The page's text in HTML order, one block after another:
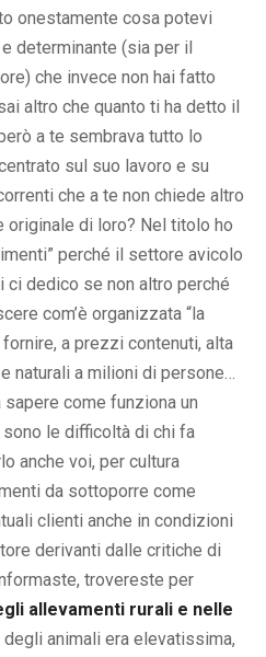
onestamente cosa potevi
determinante (sia per il
che invece non hai fatto
altro che quanto ti ha detto il
a te sembrava tutto lo
sul suo lavoro e su
che a te non chiede altro
di loro? Nel titolo ho
perché il settore avicolo
dedico se non altro perché
com’è organizzata “la
a prezzi contenuti, alta
naturali a milioni di persone…
come funziona un
le difficoltà di chi fa
anche voi, per cultura
da sottoporre come
clienti anche in condizioni
derivanti dalle critiche di
trovereste per
allevamenti rurali e nelle
animali era elevatissima,